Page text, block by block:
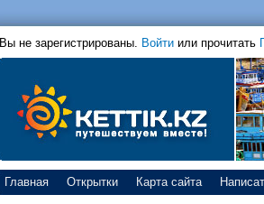
Вы не зарегистрированы. Войти или прочитать
Главная Открытки Карта сайта